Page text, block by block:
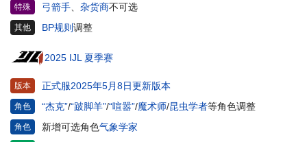
特殊 弓箭手 杂货商不可选
其他 BP规则调整
2025 IJL 夏季赛
版本 正式服2025年5月8日更新版本
角色 “杰克”/“跛脚羊”/“喧嚣”/魔术师/昆虫学者等角色调整
角色 新增可选角色气象学家